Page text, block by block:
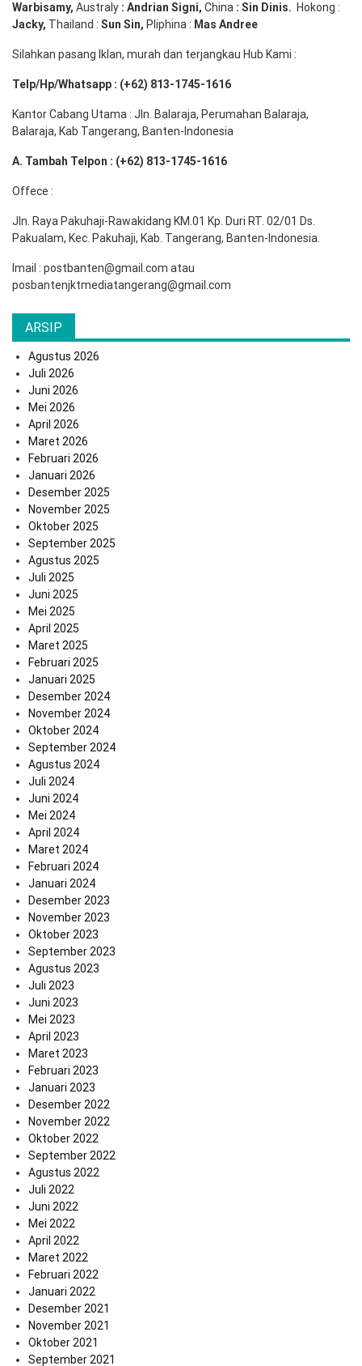
Warbisamy, Australy : Andrian Signi, China : Sin Dinis. Hokong :
Jacky, Thailand : Sun Sin, Pliphina : Mas Andree
Silahkan pasang Iklan, murah dan terjangkau Hub Kami :
Telp/Hp/Whatsapp : (+62) 813-1745-1616
Kantor Cabang Utama : Jln. Balaraja, Perumahan Balaraja,
Balaraja, Kab Tangerang, Banten-Indonesia
A. Tambah Telpon : (+62) 813-1745-1616
Offece :
Jln. Raya Pakuhaji-Rawakidang KM.01 Kp. Duri RT. 02/01 Ds.
Pakualam, Kec. Pakuhaji, Kab. Tangerang, Banten-Indonesia.
Imail : postbanten@gmail.com atau
posbantenjktmediatangerang@gmail.com
ARSIP
Agustus 2026
Juli 2026
Juni 2026
Mei 2026
April 2026
Maret 2026
Februari 2026
Januari 2026
Desember 2025
November 2025
Oktober 2025
September 2025
Agustus 2025
Juli 2025
Juni 2025
Mei 2025
April 2025
Maret 2025
Februari 2025
Januari 2025
Desember 2024
November 2024
Oktober 2024
September 2024
Agustus 2024
Juli 2024
Juni 2024
Mei 2024
April 2024
Maret 2024
Februari 2024
Januari 2024
Desember 2023
November 2023
Oktober 2023
September 2023
Agustus 2023
Juli 2023
Juni 2023
Mei 2023
April 2023
Maret 2023
Februari 2023
Januari 2023
Desember 2022
November 2022
Oktober 2022
September 2022
Agustus 2022
Juli 2022
Juni 2022
Mei 2022
April 2022
Maret 2022
Februari 2022
Januari 2022
Desember 2021
November 2021
Oktober 2021
September 2021